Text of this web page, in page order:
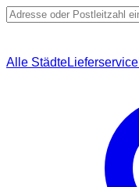
Alle StädteLieferservice